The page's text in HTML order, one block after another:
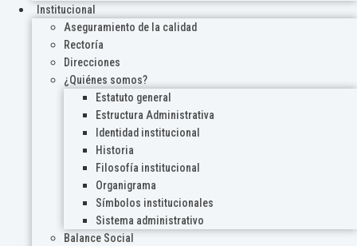
Institucional
Aseguramiento de la calidad
Rectoría
Direcciones
¿Quiénes somos?
Estatuto general
Estructura Administrativa
Identidad institucional
Historia
Filosofía institucional
Organigrama
Símbolos institucionales
Sistema administrativo
Balance Social